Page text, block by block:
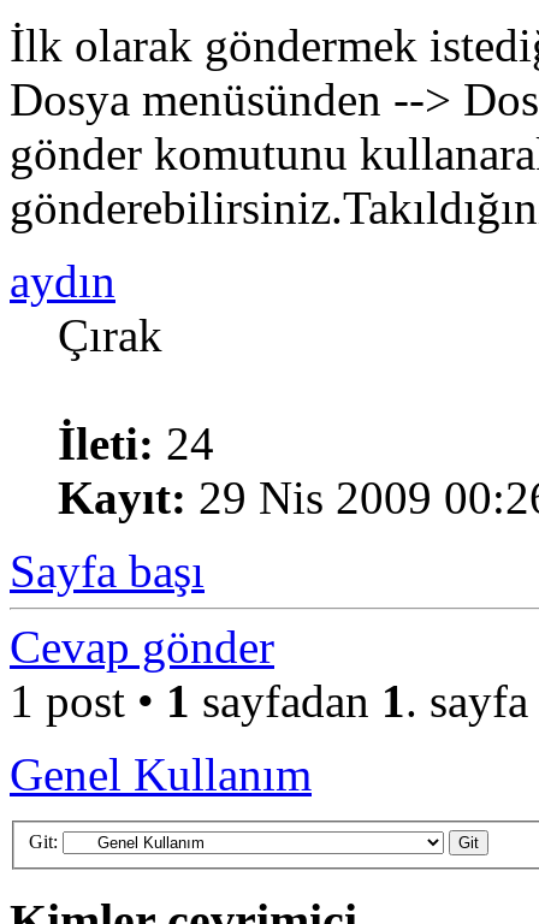
İlk olarak göndermek
Dosya menüsünden -->
gönder komutunu
aydın
Çırak
İleti: 24
Kayıt: 29 Nis 2009
Sayfa başı
Cevap gönder
1 post • 1 sayfadan 1. sayfa
Genel Kullanım
Git: